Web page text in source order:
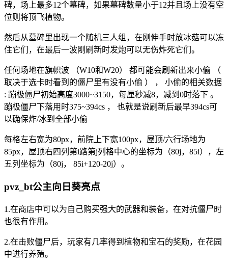
碑，场上最多12个墓碑，如果墓碑数量小于12并且场上没有空
位则将顶飞植物。
然后从墓碑里出现一个随机三人组，在刚伸手时放冰菇可以冻
住它们，在最后一波刚刷新时发炮可以无伤炸死它们。
任何场地在旗帜波 （W10和W20） 都可能会刷新出来小偷 （
取决于选卡时看到的僵尸里有没有小偷 ） ， 小偷的相关数据
: 蹦极僵尸初始高度3000~3150，每厘秒减8，减到0时落下 。
蹦极僵尸下落用时375~394cs ， 也就是说刷新后最早394cs可
以确保炸/冰到全部小偷
每格左右宽为80px，前院上下宽100px，屋顶/六行场地为
85px，屋顶右四列第i路第j列格中心的坐标为（80j，85i），左
五列坐标为（80j， 85i+120-20j）。
pvz_bt公主向日葵亮点
1.在商店中可以为自己购买强大的武器和装备，在对抗僵尸时
也很有作用。
2.在击败僵尸后，玩家有几率得到植物和宝石的奖励，在花园
中进行养殖。